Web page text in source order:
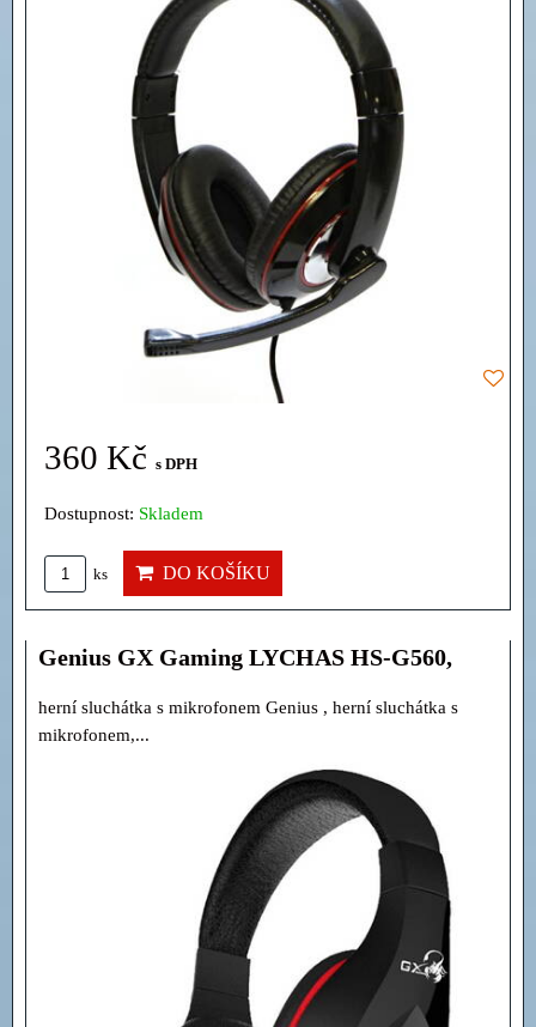
360 Kč s DPH
Dostupnost: Skladem
ks DO KOŠÍKU
Genius GX Gaming LYCHAS HS-G560,
herní sluchátka s mikrofonem Genius , herní sluchátka s
mikrofonem,...